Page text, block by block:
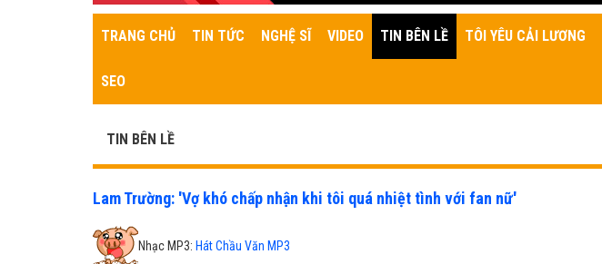
TRANG CHỦ TIN TỨC NGHỆ SĨ VIDEO TIN BÊN LỀ TÔI YÊU CẢI LƯƠNG
SEO
TIN BÊN LỀ
Lam Trường: 'Vợ khó chấp nhận khi tôi quá nhiệt tình với fan nữ'
Nhạc MP3: Hát Chầu Văn MP3